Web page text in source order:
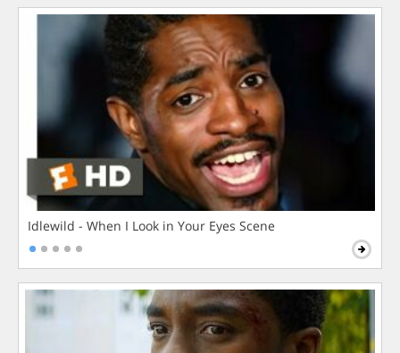
Idlewild - When I Look in Your Eyes Scene